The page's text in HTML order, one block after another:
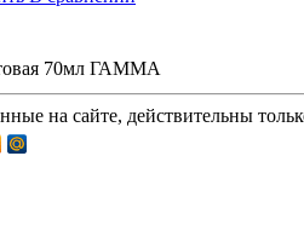
70мл ГАММА
на сайте, действительны